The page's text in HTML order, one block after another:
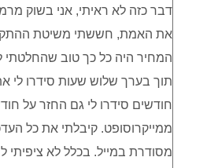
דבר כזה לא ראיתי, אני בשוק
את האמת, חששתי משיטת
המחיר היה כל כך טוב שהחלטתי
חודשים סידרו לי גם החזר על
ממייקרוסופט. קיבלתי את כל
מסודרת במייל. בכלל לא ציפיתי